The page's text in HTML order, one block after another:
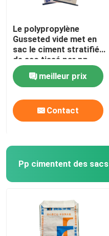
Le polypropylène
Gusseted vide met en
sac le ciment stratifié
de sac tissé par pp
meilleur prix
Contact
Pp cimentent des sacs